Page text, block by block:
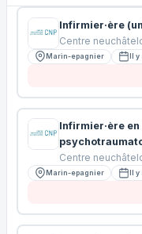
Infirmier·ère
Centre
Marin-epagnier Il y
Infirmier·ère
Centre
Marin-epagnier Il y